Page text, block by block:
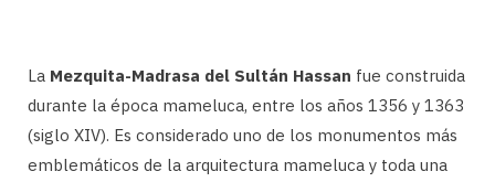
La Mezquita-Madrasa del Sultán Hassan fue construida
durante la época mameluca, entre los años 1356 y 1363
(siglo XIV). Es considerado uno de los monumentos más
emblemáticos de la arquitectura mameluca y toda una